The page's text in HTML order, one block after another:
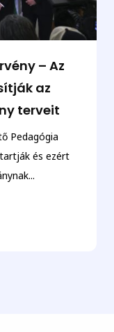
– Az
az
terveit
Pedagógia
és ezért